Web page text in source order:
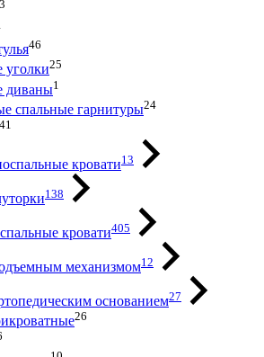
3
46
уголки25
диваны1
спальные гарнитуры24
кровати13
138
кровати405
механизмом12
основанием27
26